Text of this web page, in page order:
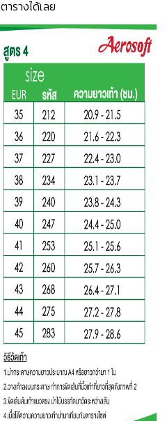
รางได้เลย